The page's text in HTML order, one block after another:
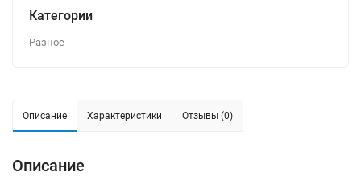
Категории
Разное
Описание Характеристики Отзывы (0)
Описание